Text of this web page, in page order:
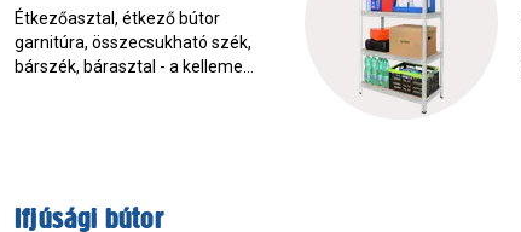
Étkezőasztal, étkező bútor
garnitúra, összecsukható szék,
bárszék, bárasztal - a kellemes
Ifjúsági bútor